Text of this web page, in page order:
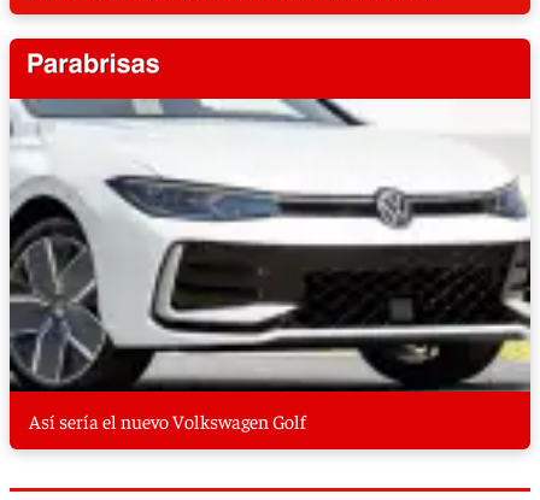
Así sería el nuevo Volkswagen Golf